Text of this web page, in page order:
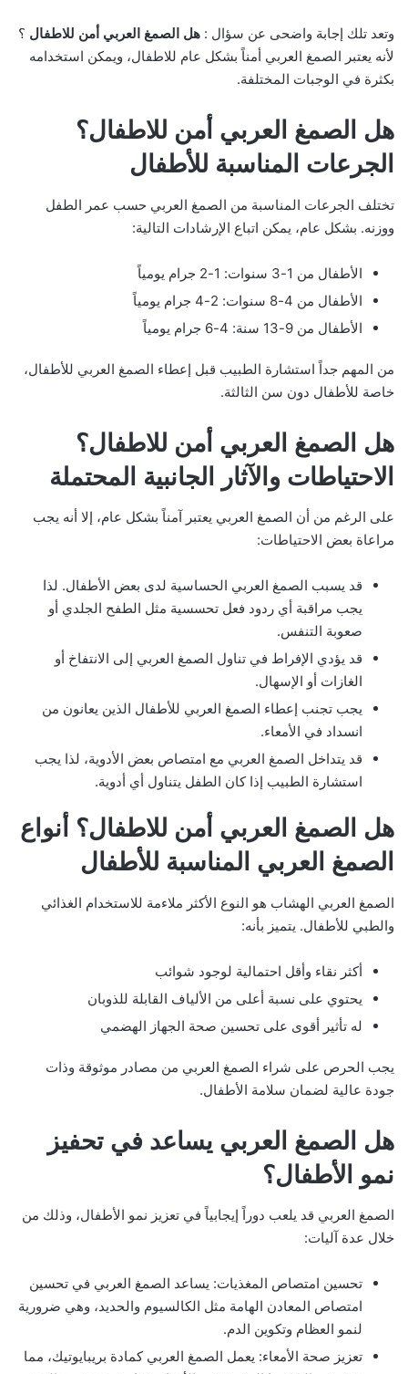
وتعد تلك إجابة واضحى عن سؤال : هل الصمغ العربي أمن للاطفال ؟
لأنه يعتبر الصمغ العربي أمناً بشكل عام للاطفال، ويمكن استخدامه
بكثرة في الوجبات المختلفة.
هل الصمغ العربي أمن للاطفال؟
الجرعات المناسبة للأطفال
تختلف الجرعات المناسبة من الصمغ العربي حسب عمر الطفل
ووزنه. بشكل عام، يمكن اتباع الإرشادات التالية:
الأطفال من 1-3 سنوات: 1-2 جرام يومياً
الأطفال من 4-8 سنوات: 2-4 جرام يومياً
الأطفال من 9-13 سنة: 4-6 جرام يومياً
من المهم جداً استشارة الطبيب قبل إعطاء الصمغ العربي للأطفال،
خاصة للأطفال دون سن الثالثة.
هل الصمغ العربي أمن للاطفال؟
الاحتياطات والآثار الجانبية المحتملة
على الرغم من أن الصمغ العربي يعتبر آمناً بشكل عام، إلا أنه يجب
مراعاة بعض الاحتياطات:
قد يسبب الصمغ العربي الحساسية لدى بعض الأطفال. لذا
يجب مراقبة أي ردود فعل تحسسية مثل الطفح الجلدي أو
صعوبة التنفس.
قد يؤدي الإفراط في تناول الصمغ العربي إلى الانتفاخ أو
الغازات أو الإسهال.
يجب تجنب إعطاء الصمغ العربي للأطفال الذين يعانون من
انسداد في الأمعاء.
قد يتداخل الصمغ العربي مع امتصاص بعض الأدوية، لذا يجب
استشارة الطبيب إذا كان الطفل يتناول أي أدوية.
هل الصمغ العربي أمن للاطفال؟ أنواع
الصمغ العربي المناسبة للأطفال
الصمغ العربي الهشاب هو النوع الأكثر ملاءمة للاستخدام الغذائي
والطبي للأطفال. يتميز بأنه:
أكثر نقاء وأقل احتمالية لوجود شوائب
يحتوي على نسبة أعلى من الألياف القابلة للذوبان
له تأثير أقوى على تحسين صحة الجهاز الهضمي
يجب الحرص على شراء الصمغ العربي من مصادر موثوقة وذات
جودة عالية لضمان سلامة الأطفال.
هل الصمغ العربي يساعد في تحفيز
نمو الأطفال؟
الصمغ العربي قد يلعب دوراً إيجابياً في تعزيز نمو الأطفال، وذلك من
خلال عدة آليات:
تحسين امتصاص المغذيات: يساعد الصمغ العربي في تحسين
امتصاص المعادن الهامة مثل الكالسيوم والحديد، وهي ضرورية
لنمو العظام وتكوين الدم.
تعزيز صحة الأمعاء: يعمل الصمغ العربي كمادة بريبايوتيك، مما